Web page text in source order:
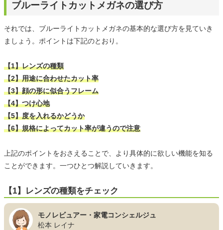
ブルーライトカットメガネの選び方
それでは、ブルーライトカットメガネの基本的な選び方を見ていき
ましょう。ポイントは下記のとおり。
【1】レンズの種類
【2】用途に合わせたカット率
【3】顔の形に似合うフレーム
【4】つけ心地
【5】度を入れるかどうか
【6】規格によってカット率が違うので注意
上記のポイントをおさえることで、より具体的に欲しい機能を知る
ことができます。一つひとつ解説していきます。
【1】レンズの種類をチェック
モノレビュアー・家電コンシェルジュ
松本 レイナ